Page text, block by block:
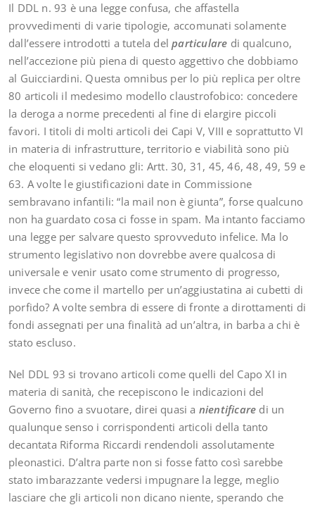
Il DDL n. 93 è una legge confusa, che affastella
provvedimenti di varie tipologie, accomunati solamente
dall’essere introdotti a tutela delparticulare di qualcuno,
nell’accezione più piena di questo aggettivo che dobbiamo
al Guicciardini. Questa omnibus per lo più replica per oltre
80 articoli il medesimo modello claustrofobico: concedere
la deroga a norme precedenti al fine di elargire piccoli
favori. I titoli di molti articoli dei Capi V, VIII e soprattutto VI
in materia di infrastrutture, territorio e viabilità sono più
che eloquenti si vedano gli: Artt. 30, 31, 45, 46, 48, 49, 59 e
63. A volte le giustificazioni date in Commissione
sembravano infantili: “la mail non è giunta”, forse qualcuno
non ha guardato cosa ci fosse in spam. Ma intanto facciamo
una legge per salvare questo sprovveduto infelice. Ma lo
strumento legislativo non dovrebbe avere qualcosa di
universale e venir usato come strumento di progresso,
invece che come il martello per un’aggiustatina ai cubetti di
porfido? A volte sembra di essere di fronte a dirottamenti di
fondi assegnati per una finalità ad un’altra, in barba a chi è
stato escluso.
Nel DDL 93 si trovano articoli come quelli del Capo XI in
materia di sanità, che recepiscono le indicazioni del
Governo fino a svuotare, direi quasi a nientificare di un
qualunque senso i corrispondenti articoli della tanto
decantata Riforma Riccardi rendendoli assolutamente
pleonastici. D’altra parte non si fosse fatto così sarebbe
stato imbarazzante vedersi impugnare la legge, meglio
lasciare che gli articoli non dicano niente, sperando che